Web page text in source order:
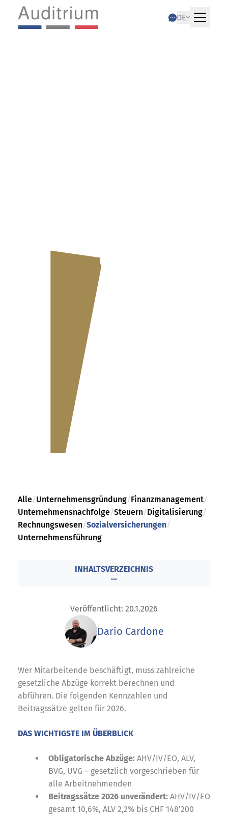
DE
der Schweiz
Alle/Unternehmensgründung/Finanzmanagement/
Unternehmensnachfolge/Steuern/Digitalisierung/
Rechnungswesen/Sozialversicherungen/
Unternehmensführung
INHALTSVERZEICHNIS
...
Veröffentlicht: 20.1.2026
Dario Cardone
Wer Mitarbeitende beschäftigt, muss zahlreiche
gesetzliche Abzüge korrekt berechnen und
abführen. Die folgenden Kennzahlen und
Beitragssätze gelten für 2026.
DAS WICHTIGSTE IM ÜBERBLICK
Obligatorische Abzüge: AHV/IV/EO, ALV,
BVG, UVG – gesetzlich vorgeschrieben für
alle Arbeitnehmenden
Beitragssätze 2026 unverändert: AHV/IV/EO
gesamt 10,6%, ALV 2,2% bis CHF 148'200